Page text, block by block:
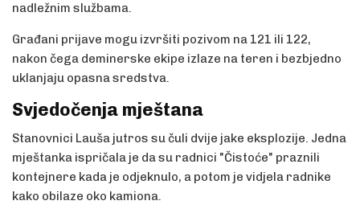
nadležnim službama.
Građani prijave mogu izvršiti pozivom na 121 ili 122,
nakon čega deminerske ekipe izlaze na teren i bezbjedno
uklanjaju opasna sredstva.
Svjedočenja mještana
Stanovnici Lauša jutros su čuli dvije jake eksplozije. Jedna
mještanka ispričala je da su radnici "Čistoće" praznili
kontejnere kada je odjeknulo, a potom je vidjela radnike
kako obilaze oko kamiona.